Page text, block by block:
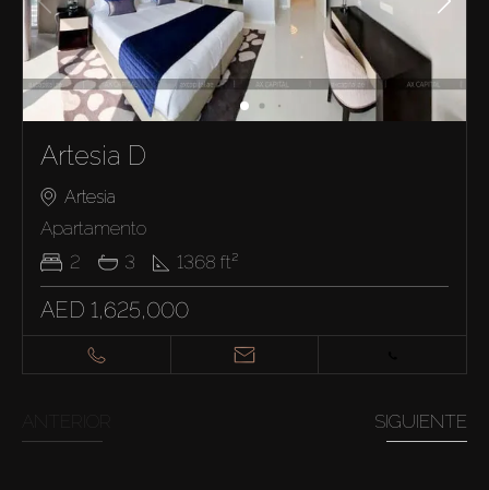
Artesia D
Artesia
Apartamento
2
3 1368 ft²
AED 1,625,000
SIGUIENTE